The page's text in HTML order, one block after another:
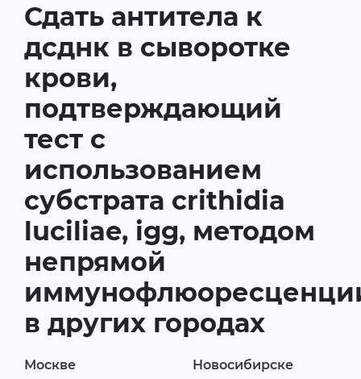
Сдать антитела к
дсднк в сыворотке
крови,
подтверждающий
тест с
использованием
субстрата crithidia
luciliae, igg, методом
непрямой
в других городах
Москве
Новосибирске